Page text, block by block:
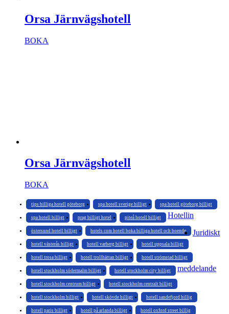
Orsa Järnvägshotell
BOKA
Orsa Järnvägshotell
BOKA
tips billiga hotell göteborg spa hotell sverige billigt spa hotell göteborg billigt
spa hotell billigt prag billigt hotel piteå hotell billigt
östersund hotell billigt hotels com hotell boka billiga hotell och boende
hotell västerås billigt hotell varberg billigt hotell uppsala billigt
hotell trosa billigt hotell trollhättan billigt hotell strömstad billigt
hotell stockholm södermalm billigt hotell stockholm city billigt
hotell stockholm centrum billigt hotell stockholm centralt billigt
hotell stockholm billigt hotell skövde billigt hotell sandefjord billig
hotell paris billigt hotell på arlanda billigt hotell oxford street billig
Hotellin
Juridiskt
meddelande